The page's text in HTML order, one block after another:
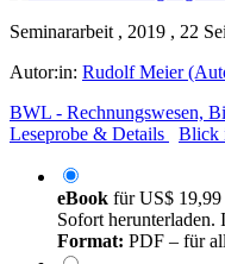
Seminararbeit , 2019 , 22
Autor:in: Rudolf Meier
BWL - Rechnungswesen,
Leseprobe & Details
Blick
eBook fürUS$ 19,99
Sofort
Format: PDF – für